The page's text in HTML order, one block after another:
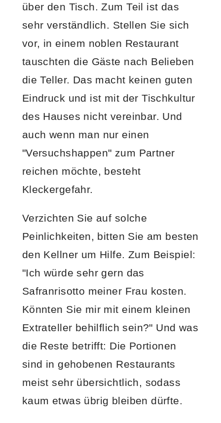
über den Tisch. Zum Teil ist das
sehr verständlich. Stellen Sie sich
vor, in einem noblen Restaurant
tauschten die Gäste nach Belieben
die Teller. Das macht keinen guten
Eindruck und ist mit der Tischkultur
des Hauses nicht vereinbar. Und
auch wenn man nur einen
"Versuchshappen" zum Partner
reichen möchte, besteht
Kleckergefahr.
Verzichten Sie auf solche
Peinlichkeiten, bitten Sie am besten
den Kellner um Hilfe. Zum Beispiel:
"Ich würde sehr gern das
Safranrisotto meiner Frau kosten.
Könnten Sie mir mit einem kleinen
Extrateller behilflich sein?" Und was
die Reste betrifft: Die Portionen
sind in gehobenen Restaurants
meist sehr übersichtlich, sodass
kaum etwas übrig bleiben dürfte.